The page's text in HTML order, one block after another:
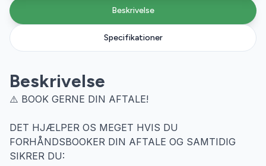
Specifikationer
Beskrivelse
Beskrivelse
⚠️ BOOK GERNE DIN AFTALE!
DET HJÆLPER OS MEGET HVIS DU
FORHÅNDSBOOKER DIN AFTALE OG SAMTIDIG
SIKRER DU: